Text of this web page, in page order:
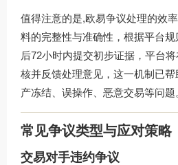
值得注意的是,欧易争议处理的效
料的完整性与准确性，根据平台
后72小时内提交初步证据，平台
核并反馈处理意见，这一机制已
产冻结、误操作、恶意交易等问题
常见争议类型与应对策略
交易对手违约争议